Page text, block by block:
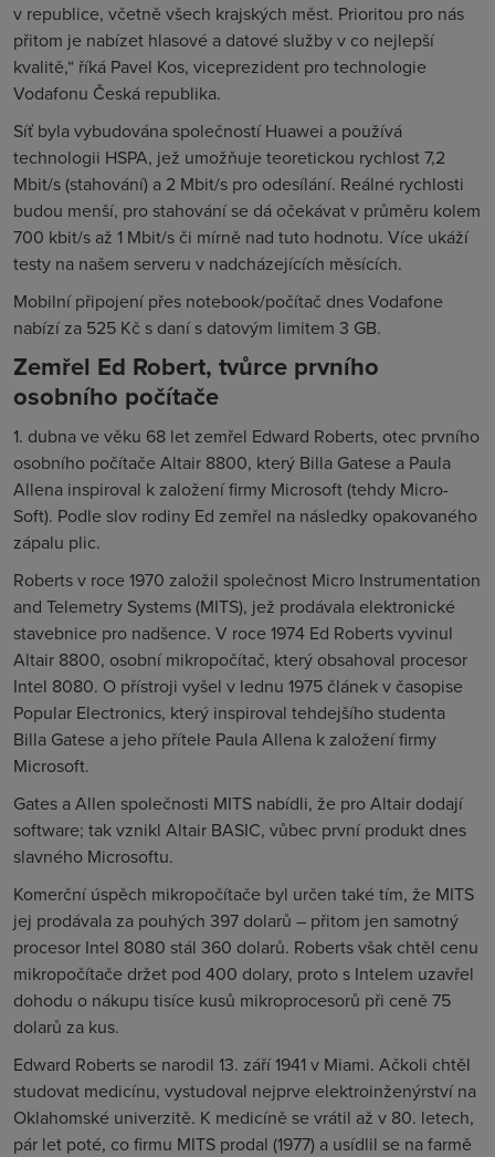
v republice, včetně všech krajských měst. Prioritou pro nás
přitom je nabízet hlasové a datové služby v co nejlepší
kvalitě,“ říká Pavel Kos, viceprezident pro technologie
Vodafonu Česká republika.
Síť byla vybudována společností Huawei a používá
technologii HSPA, jež umožňuje teoretickou rychlost 7,2
Mbit/s (stahování) a 2 Mbit/s pro odesílání. Reálné rychlosti
budou menší, pro stahování se dá očekávat v průměru kolem
700 kbit/s až 1 Mbit/s či mírně nad tuto hodnotu. Více ukáží
testy na našem serveru v nadcházejících měsících.
Mobilní připojení přes notebook/počítač dnes Vodafone
nabízí za 525 Kč s daní s datovým limitem 3 GB.
Zemřel Ed Robert, tvůrce prvního
osobního počítače
1. dubna ve věku 68 let zemřel Edward Roberts, otec prvního
osobního počítače Altair 8800, který Billa Gatese a Paula
Allena inspiroval k založení firmy Microsoft (tehdy Micro-
Soft). Podle slov rodiny Ed zemřel na následky opakovaného
zápalu plic.
Roberts v roce 1970 založil společnost Micro Instrumentation
and Telemetry Systems (MITS), jež prodávala elektronické
stavebnice pro nadšence. V roce 1974 Ed Roberts vyvinul
Altair 8800, osobní mikropočítač, který obsahoval procesor
Intel 8080. O přístroji vyšel v lednu 1975 článek v časopise
Popular Electronics, který inspiroval tehdejšího studenta
Billa Gatese a jeho přítele Paula Allena k založení firmy
Microsoft.
Gates a Allen společnosti MITS nabídli, že pro Altair dodají
software; tak vznikl Altair BASIC, vůbec první produkt dnes
slavného Microsoftu.
Komerční úspěch mikropočítače byl určen také tím, že MITS
jej prodávala za pouhých 397 dolarů – přitom jen samotný
procesor Intel 8080 stál 360 dolarů. Roberts však chtěl cenu
mikropočítače držet pod 400 dolary, proto s Intelem uzavřel
dohodu o nákupu tisíce kusů mikroprocesorů při ceně 75
dolarů za kus.
Edward Roberts se narodil 13. září 1941 v Miami. Ačkoli chtěl
studovat medicínu, vystudoval nejprve elektroinženýrství na
Oklahomské univerzitě. K medicíně se vrátil až v 80. letech,
pár let poté, co firmu MITS prodal (1977) a usídlil se na farmě